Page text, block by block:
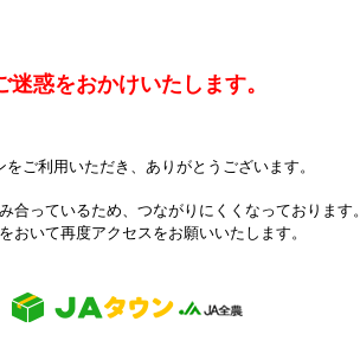
迷惑をおかけいたします。
をご利用いただき、ありがとうございます。
合っているため、つながりにくくなっております。
おいて再度アクセスをお願いいたします。